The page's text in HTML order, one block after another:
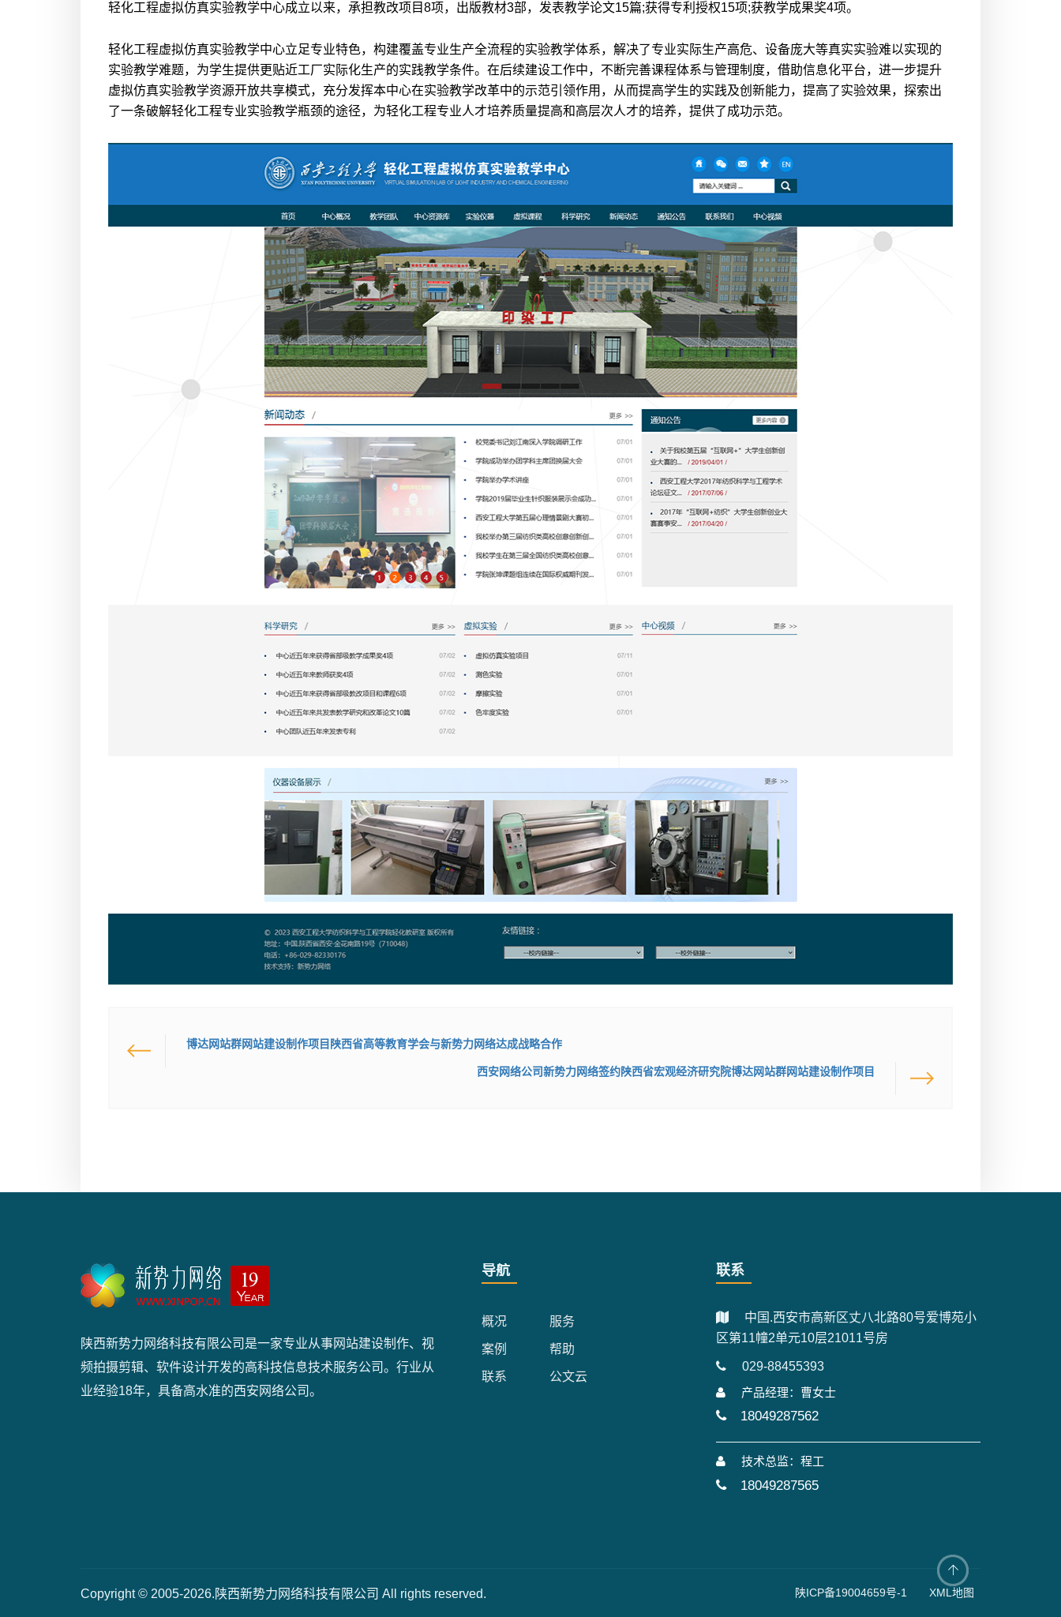
轻化工程虚拟仿真实验教学中心成立以来，承担教改项目8项，出版教材3部，发表教学论文15篇;获得专利授权15项;获教学成果奖4项。
轻化工程虚拟仿真实验教学中心立足专业特色，构建覆盖专业生产全流程的实验教学体系，解决了专业实际生产高危、设备庞大等真实实验难以实现的
实验教学难题，为学生提供更贴近工厂实际化生产的实践教学条件。在后续建设工作中，不断完善课程体系与管理制度，借助信息化平台，进一步提升
虚拟仿真实验教学资源开放共享模式，充分发挥本中心在实验教学改革中的示范引领作用，从而提高学生的实践及创新能力，提高了实验效果，探索出
了一条破解轻化工程专业实验教学瓶颈的途径，为轻化工程专业人才培养质量提高和高层次人才的培养，提供了成功示范。
博达网站群网站建设制作项目陕西省高等教育学会与新势力网络达成战略合作
西安网络公司新势力网络签约陕西省宏观经济研究院博达网站群网站建设制作项目
陕西新势力网络科技有限公司是一家专业从事网站建设制作、视
频拍摄剪辑、软件设计开发的高科技信息技术服务公司。行业从
业经验18年，具备高水准的西安网络公司。
导航
概况 服务
案例 帮助
联系 公文云
联系
中国.西安市高新区丈八北路80号爱博苑小
区第11幢2单元10层21011号房
029-88455393
产品经理：曹女士
18049287562
技术总监：程工
18049287565
Copyright © 2005-2026.陕西新势力网络科技有限公司 All rights reserved. 陕ICP备19004659号-1 XML地图